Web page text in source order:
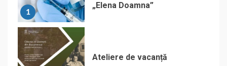
1
„Elena Doamna”
Ateliere de vacanță